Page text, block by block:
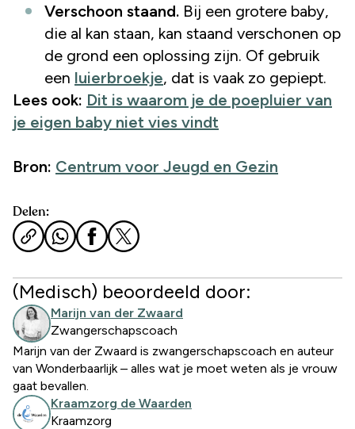
Verschoon staand. Bij een grotere baby,
die al kan staan, kan staand verschonen op
de grond een oplossing zijn. Of gebruik
een luierbroekje, dat is vaak zo gepiept.
Lees ook: Dit is waarom je de poepluier van
je eigen baby niet vies vindt
Bron: Centrum voor Jeugd en Gezin
Delen:
(Medisch) beoordeeld door:
Marijn van der Zwaard
Zwangerschapscoach
Marijn van der Zwaard is zwangerschapscoach en auteur
van Wonderbaarlijk – alles wat je moet weten als je vrouw
gaat bevallen.
Kraamzorg de Waarden
Kraamzorg